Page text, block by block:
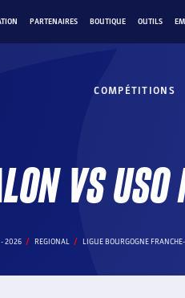
PARTENAIRES BOUTIQUE OUTILS
COMPÉTITIONS
VS USO
2026 REGIONAL LIGUE BOURGOGNE